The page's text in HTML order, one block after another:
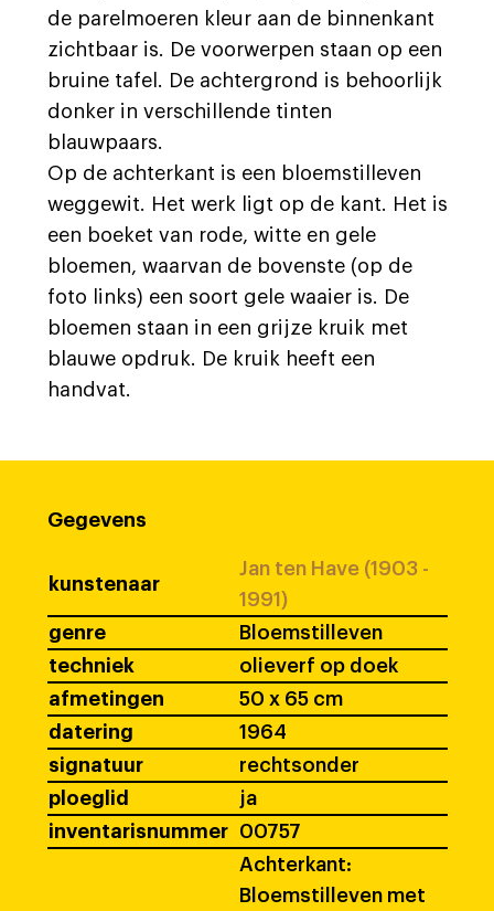
de parelmoeren kleur aan de binnenkant
zichtbaar is. De voorwerpen staan op een
bruine tafel. De achtergrond is behoorlijk
donker in verschillende tinten
blauwpaars.
Op de achterkant is een bloemstilleven
weggewit. Het werk ligt op de kant. Het is
een boeket van rode, witte en gele
bloemen, waarvan de bovenste (op de
foto links) een soort gele waaier is. De
bloemen staan in een grijze kruik met
blauwe opdruk. De kruik heeft een
handvat.
Gegevens
kunstenaar
Jan ten Have (1903 -
1991)
genre
Bloemstilleven
techniek
olieverf op doek
afmetingen
50 x 65 cm
datering
1964
signatuur
rechtsonder
ploeglid
ja
inventarisnummer
00757
Achterkant:
Bloemstilleven met